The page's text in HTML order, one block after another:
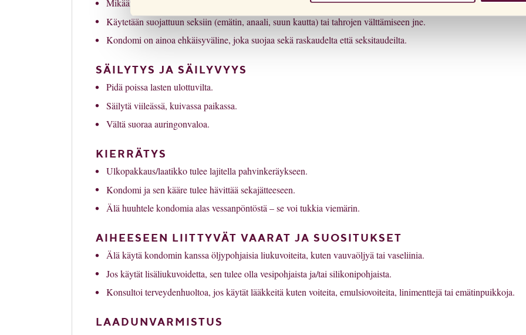
Mikään ehkäisymenetelmä ei ole 100 % varma.
Käytetään suojattuun seksiin (emätin, anaali, suun kautta) tai tahrojen välttämiseen jne.
Kondomi on ainoa ehkäisyväline, joka suojaa sekä raskaudelta että seksitaudeilta.
SÄILYTYS JA SÄILYVYYS
Pidä poissa lasten ulottuvilta.
Säilytä viileässä, kuivassa paikassa.
Vältä suoraa auringonvaloa.
KIERRÄTYS
Ulkopakkaus/laatikko tulee lajitella pahvinkeräykseen.
Kondomi ja sen kääre tulee hävittää sekajätteeseen.
Älä huuhtele kondomia alas vessanpöntöstä – se voi tukkia viemärin.
AIHEESEEN LIITTYVÄT VAARAT JA SUOSITUKSET
Älä käytä kondomin kanssa öljypohjaisia liukuvoiteita, kuten vauvaöljyä tai vaseliinia.
Jos käytät lisäliukuvoidetta, sen tulee olla vesipohjaista ja/tai silikonipohjaista.
Konsultoi terveydenhuoltoa, jos käytät lääkkeitä kuten voiteita, emulsiovoiteita, linimenttejä tai emätinpuikkoja.
LAADUNVARMISTUS